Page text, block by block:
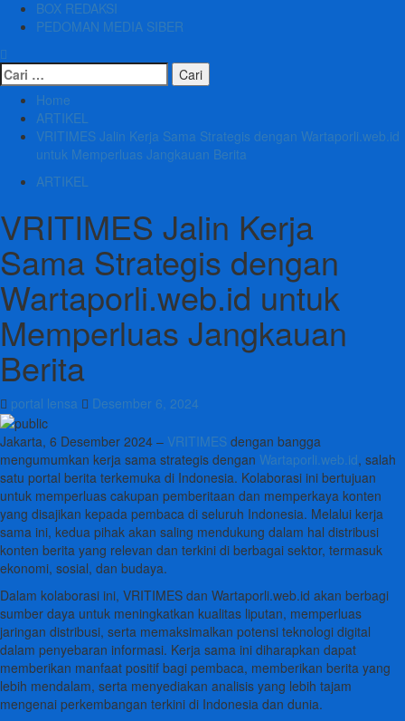
BOX REDAKSI
PEDOMAN MEDIA SIBER
Cari
untuk:
Home
ARTIKEL
VRITIMES Jalin Kerja Sama Strategis dengan Wartaporli.web.id
untuk Memperluas Jangkauan Berita
ARTIKEL
VRITIMES Jalin Kerja
Sama Strategis dengan
Wartaporli.web.id untuk
Memperluas Jangkauan
Berita
portal lensa Desember 6, 2024
Jakarta, 6 Desember 2024 – VRITIMES dengan bangga
mengumumkan kerja sama strategis dengan Wartaporli.web.id, salah
satu portal berita terkemuka di Indonesia. Kolaborasi ini bertujuan
untuk memperluas cakupan pemberitaan dan memperkaya konten
yang disajikan kepada pembaca di seluruh Indonesia. Melalui kerja
sama ini, kedua pihak akan saling mendukung dalam hal distribusi
konten berita yang relevan dan terkini di berbagai sektor, termasuk
ekonomi, sosial, dan budaya.
Dalam kolaborasi ini, VRITIMES dan Wartaporli.web.id akan berbagi
sumber daya untuk meningkatkan kualitas liputan, memperluas
jaringan distribusi, serta memaksimalkan potensi teknologi digital
dalam penyebaran informasi. Kerja sama ini diharapkan dapat
memberikan manfaat positif bagi pembaca, memberikan berita yang
lebih mendalam, serta menyediakan analisis yang lebih tajam
mengenai perkembangan terkini di Indonesia dan dunia.